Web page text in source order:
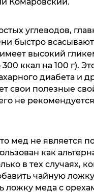
углеводов,
быстро
высокий
ккал на 100 г).
диабета и
свои полезные
не
мед не является
как
в тех случаях,
чайную
ложку меда с